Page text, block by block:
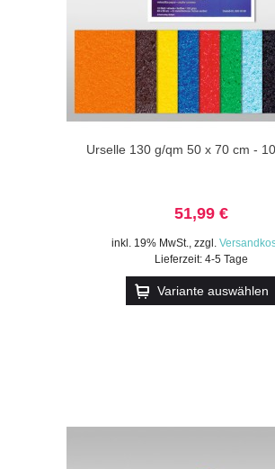
Urselle 130 g/qm 50 x 70 cm -
51,99 €
inkl. 19% MwSt., zzgl.
Lieferzeit: 4-5 Tage
Variante auswählen